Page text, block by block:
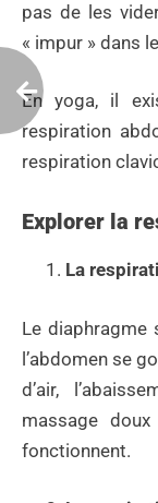
pas de les
« impur » dans
En yoga, il
respiration
respiration
Explorer la
La
Le diaphragme
l’abdomen se
d’air,
massage
fonctionnent.